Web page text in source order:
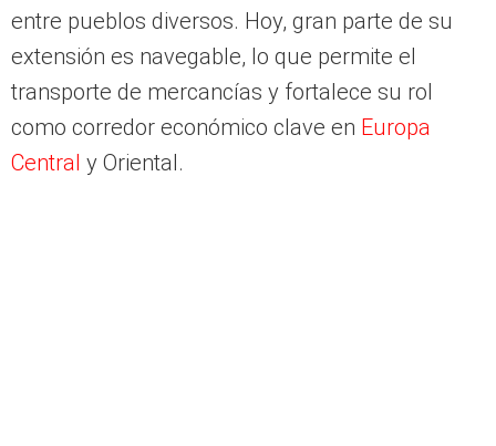
entre pueblos diversos. Hoy, gran parte de su
extensión es navegable, lo que permite el
transporte de mercancías y fortalece su rol
como corredor económico clave en Europa
Central y Oriental.